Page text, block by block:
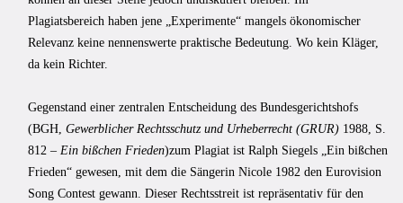
Plagiatsbereich haben jene „Experi­mente“ mangels ökonomischer
Relevanz keine nennenswerte praktische Bedeutung. Wo kein Kläger,
da kein Richter.
Gegenstand einer zentralen Entscheidung des Bun­desgerichtshofs
(BGH, Gewerblicher Rechtsschutz und Urheberrecht (GRUR) 1988, S.
812 – Ein bißchen Frieden)zum Plagiat ist Ralph Siegels „Ein bißchen
Frieden“ gewesen, mit dem die Sängerin Nicole 1982 den Eurovision
Song Contest gewann. Dieser Rechts­streit ist repräsentativ für den